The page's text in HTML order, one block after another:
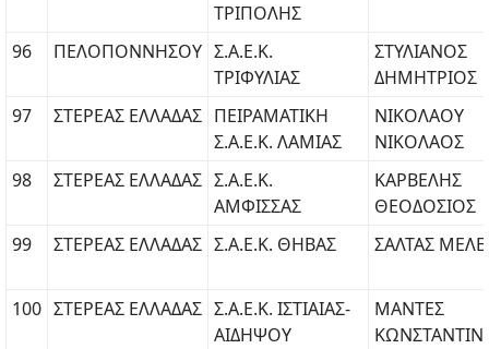
ΤΡΙΠΟΛΗΣ
96 ΠΕΛΟΠΟΝΝΗΣΟΥ Σ.Α.Ε.Κ.
ΤΡΙΦΥΛΙΑΣ
ΣΤΥΛΙΑΝΟΣ
ΔΗΜΗΤΡΙΟΣ
97
ΣΤΕΡΕΑΣ ΕΛΛΑΔΑΣ ΠΕΙΡΑΜΑΤΙΚΗ
Σ.Α.Ε.Κ. ΛΑΜΙΑΣ
ΝΙΚΟΛΑΟΥ
ΝΙΚΟΛΑΟΣ
98
ΣΤΕΡΕΑΣ ΕΛΛΑΔΑΣ Σ.Α.Ε.Κ.
ΑΜΦΙΣΣΑΣ
ΚΑΡΒΕΛΗΣ
ΘΕΟΔΟΣΙΟΣ
99
ΣΤΕΡΕΑΣ ΕΛΛΑΔΑΣ Σ.Α.Ε.Κ. ΘΗΒΑΣ ΣΑΛΤΑΣ
100 ΣΤΕΡΕΑΣ ΕΛΛΑΔΑΣ Σ.Α.Ε.Κ. ΙΣΤΙΑΙΑΣ-
ΑΙΔΗΨΟΥ
ΜΑΝΤΕΣ